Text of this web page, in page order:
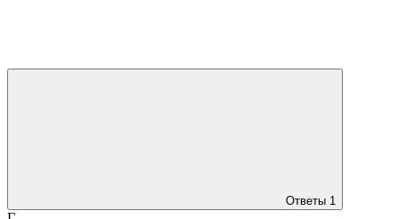
Ответы 1